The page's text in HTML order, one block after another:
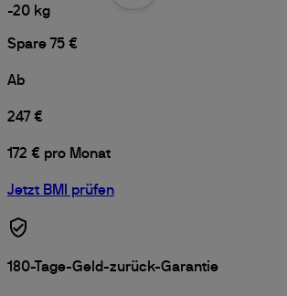
-20 kg
Spare 75 €
Ab
247 €
172 € pro Monat
Jetzt BMI prüfen
180-Tage-Geld-zurück-Garantie